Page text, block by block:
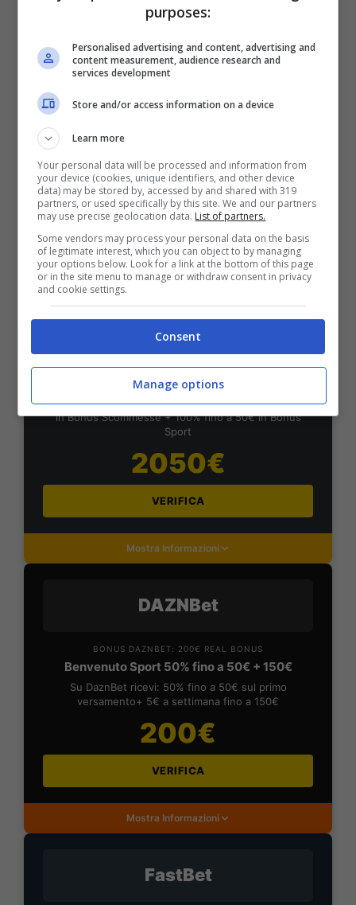
Mostra Informazioni
SNAI
1000€
VERIFICA
Mostra Informazioni
PlanetWin365
Planetwin365: 2050€ per sport e scommesse
Iscrivendoti a PlanetWin365 ricevi: 100% fino a 2000€
in Bonus Scommesse + 100% fino a 50€ in Bonus
Sport
2050€
VERIFICA
Mostra Informazioni
DAZNBet
BONUS DAZNBET: 200€ REAL BONUS
Benvenuto Sport 50% fino a 50€ + 150€
Su DaznBet ricevi: 50% fino a 50€ sul primo
versamento+ 5€ a settimana fino a 150€
200€
VERIFICA
Mostra Informazioni
FastBet
purposes:
Personalised advertising and content, advertising and
content measurement, audience research and
services development
Store and/or access information on a device
Learn more
Your personal data will be processed and information from
your device (cookies, unique identifiers, and other device
data) may be stored by, accessed by and shared with 319
partners, or used specifically by this site. We and our partners
may use precise geolocation data. List of partners.
Some vendors may process your personal data on the basis
of legitimate interest, which you can object to by managing
your options below. Look for a link at the bottom of this page
or in the site menu to manage or withdraw consent in privacy
and cookie settings.
Consent
Manage options